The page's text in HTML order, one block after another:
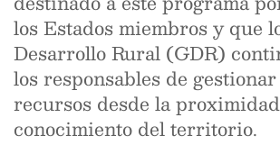
los Estados miembros y que
Desarrollo Rural (GDR)
los responsables de gestionar
recursos desde la
conocimiento del territorio.